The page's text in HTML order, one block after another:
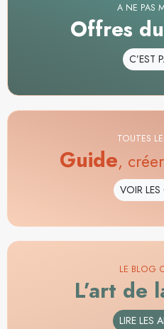
A NE PAS
Offres
C’EST
TOUTES
Guide,
VOIR LES
LE BLOG
L’art de
LIRE LES